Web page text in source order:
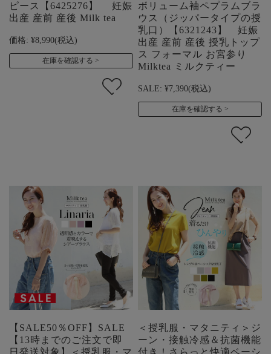
ピース【6425276】 妊娠
出産 産前 産後 Milk tea
価格: ¥8,990(税込)
在庫を確認する
ボリューム袖ペプラムブラ
ウス（ジッパータイプの授
乳口）【6321243】 妊娠
出産 産前 産後 授乳トップ
ス フォーマル お宮参り
Milktea ミルクティー
SALE: ¥7,390(税込)
在庫を確認する
【SALE50％OFF】SALE
【13時までのご注文で即
日発送対象】＜授乳服・マ
＜授乳服・マタニティ＞ジ
ーン・接触冷感＆抗菌機能
付き！さらっと快適ベーシ